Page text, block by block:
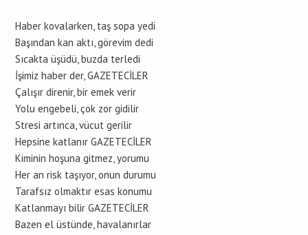
Haber kovalarken, taş sopa yedi
Başından kan aktı, görevim dedi
Sıcakta üşüdü, buzda terledi
İşimiz haber der, GAZETECİLER
Çalışır direnir, bir emek verir
Yolu engebeli, çok zor gidilir
Stresi artınca, vücut gerilir
Hepsine katlanır GAZETECİLER
Kiminin hoşuna gitmez, yorumu
Her an risk taşıyor, onun durumu
Tarafsız olmaktır esas konumu
Katlanmayı bilir GAZETECİLER
Bazen el üstünde, havalanırlar